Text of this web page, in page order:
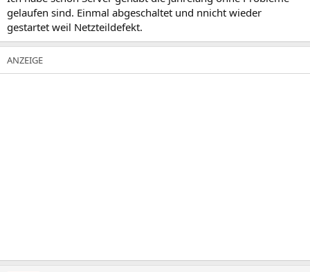
gelaufen sind. Einmal abgeschaltet und nnicht wieder
gestartet weil Netzteildefekt.